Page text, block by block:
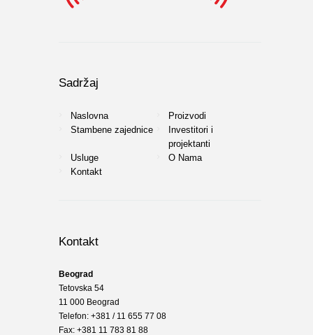
Sadržaj
Naslovna
Proizvodi
Stambene zajednice
Investitori i
projektanti
Usluge
O Nama
Kontakt
Kontakt
Beograd
Tetovska 54
11 000 Beograd
Telefon: +381 / 11 655 77 08
Fax: +381 11 783 81 88